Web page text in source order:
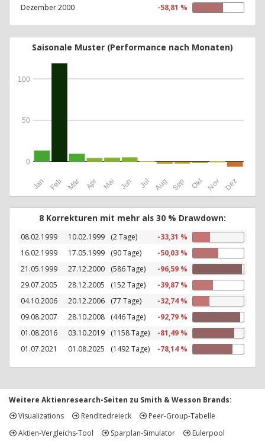
Dezember 2000
-58,81 %
Saisonale Muster (Performance nach Monaten)
Jan Feb Mär Apr Mai Jun Jul Aug Sep Okt Nov Dez
0
50
100
8 Korrekturen mit mehr als 30 % Drawdown:
08.02.1999 10.02.1999 (2 Tage)
-33,31 %
16.02.1999
17.05.1999 (90 Tage)
-50,03 %
21.05.1999
27.12.2000 (586 Tage)
-96,59 %
29.07.2005
28.12.2005 (152 Tage)
-39,87 %
04.10.2006
20.12.2006 (77 Tage)
-32,74 %
09.08.2007
28.10.2008 (446 Tage)
-92,79 %
01.08.2016
03.10.2019 (1158 Tage)
-81,49 %
01.07.2021
01.08.2025 (1492 Tage) -78,14 %
Weitere Aktienresearch-Seiten zu Smith & Wesson Brands:
Visualizations
Renditedreieck
Peer-Group-Tabelle
Aktien-Vergleichs-Tool
Sparplan-Simulator
Eulerpool